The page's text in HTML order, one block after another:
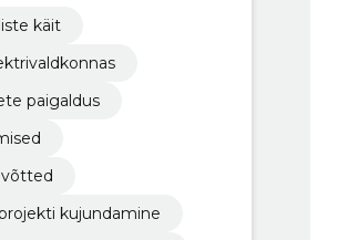
käit
paigaldus
kujundamine